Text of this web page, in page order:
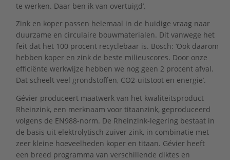
te werken. Daar ben ik van overtuigd’.
Zink en koper passen helemaal in de huidige vraag naar
duurzame en circulaire bouwmaterialen. Dit vanwege het
feit dat het 100 procent recyclebaar is. Bosch: ‘Ook daarom
hebben koper en zink de beste milieuscores. Door onze
efficiënte werkwijze hebben we nog geen 2 procent afval.
Dat scheelt veel grondstoffen, CO2-uitstoot en energie’.
Gévier produceert maatwerk van het kwaliteitsproduct
Rheinzink, een merknaam voor titaanzink, geproduceerd
volgens de EN988-norm. De Rheinzink-legering bestaat in
de basis uit elektrolytisch zuiver zink, in combinatie met
zeer kleine hoeveelheden koper en titaan. Gévier heeft
een breed programma van verschillende diktes en